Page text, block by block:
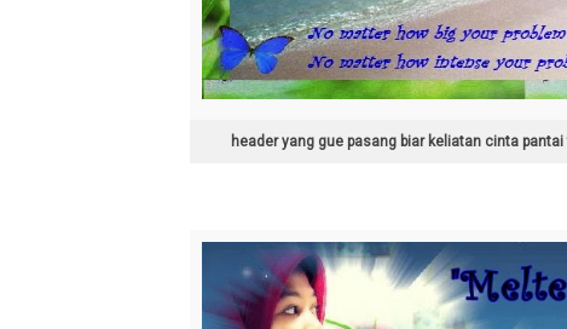
header yang gue pasang biar keliatan cinta